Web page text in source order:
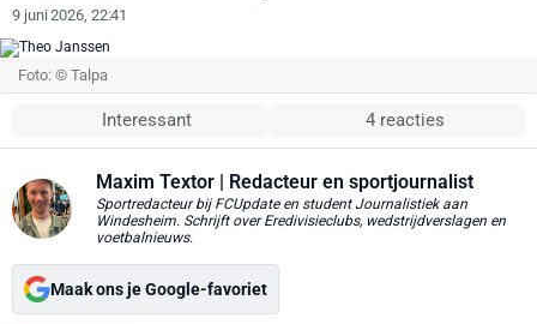
9 juni 2026, 22:41
Foto: © Talpa
Interessant 4 reacties
Maxim Textor | Redacteur en sportjournalist
Sportredacteur bij FCUpdate en student Journalistiek aan
Windesheim. Schrijft over Eredivisieclubs, wedstrijdverslagen en
voetbalnieuws.
Maak ons je Google-favoriet